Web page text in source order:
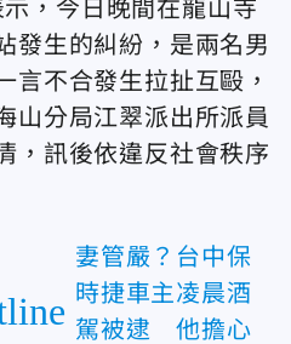
，今日晚間在龍山寺
發生的糾紛，是兩名男
言不合發生拉扯互毆，
山分局江翠派出所派員
，訊後依違反社會秩序
妻管嚴？台中保
時捷車主凌晨酒
駕被逮 他擔心